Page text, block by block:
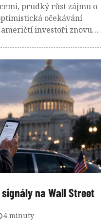
prudký růst zájmu o
očekávání
investoři znovu
To ovšem může být v
na Wall Street
4 minuty